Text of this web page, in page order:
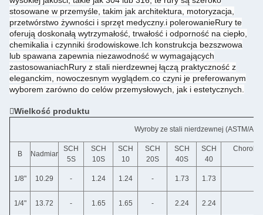
stosowane w przemyśle, takim jak architektura, motoryzacja,
przetwórstwo żywności i sprzęt medyczny.i polerowanieRury te
oferują doskonałą wytrzymałość, trwałość i odporność na ciepło,
chemikalia i czynniki środowiskowe.Ich konstrukcja bezszwowa
lub spawana zapewnia niezawodność w wymagających
zastosowaniachRury z stali nierdzewnej łączą praktyczność z
eleganckim, nowoczesnym wyglądem.co czyni je preferowanym
wyborem zarówno do celów przemysłowych, jak i estetycznych.
Wielkość produktu
Wyroby ze stali nierdzewnej (ASTM/
B Nadmiar
SCH
5S
SCH
10S
SCH
10
SCH
20S
SCH
40S
SCH
40
Choroby
1/8" 10.29 - 1.24 1.24 - 1.73 1.73
1/4" 13.72 - 1.65 1.65 - 2.24 2.24